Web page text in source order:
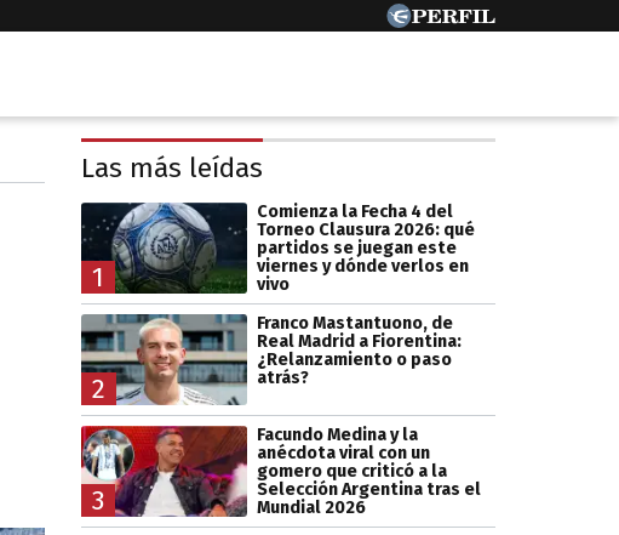
Las más leídas
1
Comienza la Fecha 4 del
Torneo Clausura 2026: qué
partidos se juegan este
viernes y dónde verlos en
vivo
2
Franco Mastantuono, de
Real Madrid a Fiorentina:
¿Relanzamiento o paso
atrás?
3
Facundo Medina y la
anécdota viral con un
gomero que criticó a la
Selección Argentina tras el
Mundial 2026